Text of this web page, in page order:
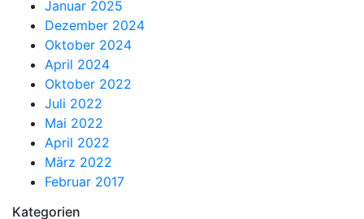
Januar 2025
Dezember 2024
Oktober 2024
April 2024
Oktober 2022
Juli 2022
Mai 2022
April 2022
März 2022
Februar 2017
Kategorien